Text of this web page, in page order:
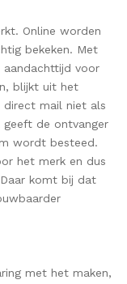
Online worden
bekeken. Met
aandachttijd voor
blijkt uit het
direct mail niet als
geeft de ontvanger
wordt besteed.
het merk en dus
komt bij dat
met het maken,